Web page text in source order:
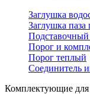
Заглушка
Заглушка паза
Порог и
Порог теплый
Соединитель
Комплектующие для